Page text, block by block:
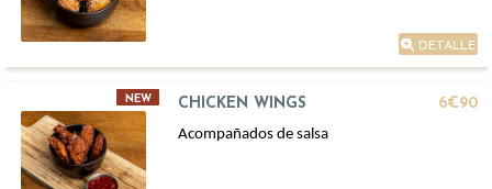
DETALLE
NEW CHICKEN WINGS
6€90
Acompañados de salsa